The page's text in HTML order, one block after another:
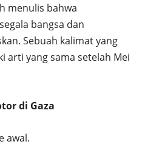
menulis bahwa
bangsa dan
Sebuah kalimat yang
arti yang sama setelah Mei
di Gaza
awal.